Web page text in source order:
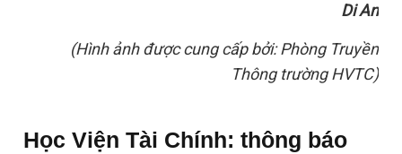
Di An
(Hình ảnh được cung cấp bởi: Phòng Truyền
Thông trường HVTC)
Học Viện Tài Chính: thông báo